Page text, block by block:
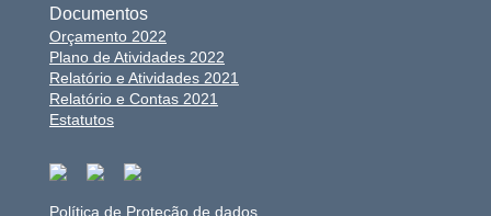
Documentos
Orçamento 2022
Plano de Atividades 2022
Relatório e Atividades 2021
Relatório e Contas 2021
Estatutos
Política de Proteção de dados